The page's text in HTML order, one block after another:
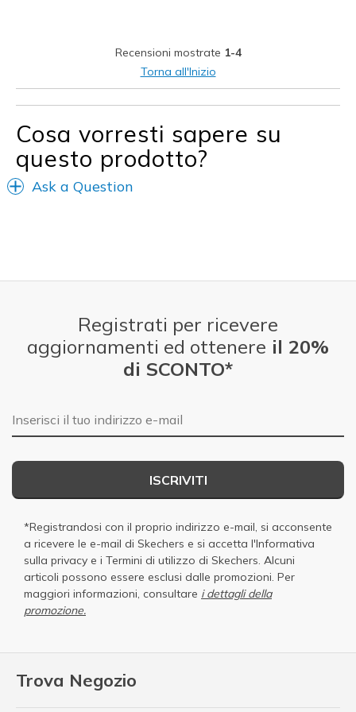
I'm Really Into Shoes
Recensioni mostrate 1-4
Torna all'Inizio
Cosa vorresti sapere su
questo prodotto?
Ask a Question
Trova Negozio
Registrati per ricevere
aggiornamenti ed ottenere il 20%
di SCONTO*
E-mail
ISCRIVITI
*Registrandosi con il proprio indirizzo e-mail, si acconsente
a ricevere le e-mail di Skechers e si accetta l'Informativa
sulla privacy e i Termini di utilizzo di Skechers. Alcuni
articoli possono essere esclusi dalle promozioni. Per
maggiori informazioni, consultare i dettagli della
promozione.